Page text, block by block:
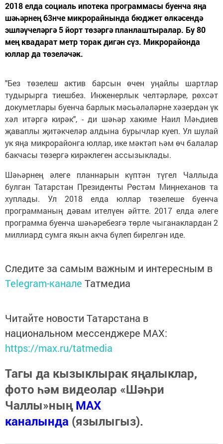
2018 елда социаль ипотека программасы буенча яңа
шәһәрнең 63нче микрорайнында бюджет өлкәсендә
эшләүчеләргә 5 йорт төзәргә планлаштыралар. Бу 80
мең квадарат метр торак дигән сүз. Микрорайонда
юллар да төзеләчәк.
"Без төзелеш актив барсын өчен уңайлы шартлар
тудырырга тиешбез. Инженерлык челтәрләре, рөхсәт
докуметлары буенча барлык мәсьәләләрне хәзердән үк
хәл итәргә кирәк", - ди шәһәр хакиме Наил Мәһдиев
җаваплы җитәкчеләр алдына бурычлар куеп. Ул шулай
ук яңа микрорайонга юллар, ике мәктәп һәм өч балалар
бакчасы төзергә кирәклеген ассызыклады.
Шәһәрнең әлеге планнарын күптән түгел Чаллыда
булган Татарстан Президенты Рөстәм Миңнеханов та
хуплады. Ул 2018 елда юллар төзелеше буенча
программаның дәвам ителүен әйтте. 2017 елда әлеге
программа буенча шәһәребезгә төрле чыганаклардан 2
миллиард сумга якын акча бүлеп бирелгән иде.
Следите за самым важным и интересным в
Telegram-канале Татмедиа
Читайте новости Татарстана в
национальном мессенджере MАХ:
https://max.ru/tatmedia
Тагы да кызыклырак яңалыклар,
фото һәм видеолар «Шәһри
Чаллы»ныңMAX
каналында (язылыгыз).